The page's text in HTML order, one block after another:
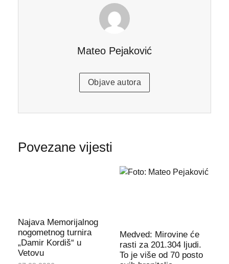
Mateo Pejaković
Objave autora
Povezane vijesti
Najava Memorijalnog
nogometnog turnira
„Damir Kordiš“ u
Vetovu
Medved: Mirovine će
rasti za 201.304 ljudi.
To je više od 70 posto